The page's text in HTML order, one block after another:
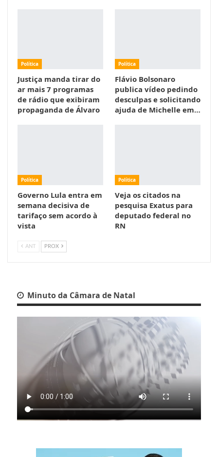
Política
Justiça manda tirar do
ar mais 7 programas
de rádio que exibiram
propaganda de Álvaro
Política
Flávio Bolsonaro
publica vídeo pedindo
desculpas e solicitando
ajuda de Michelle em…
Política
Governo Lula entra em
semana decisiva de
tarifaço sem acordo à
vista
Política
Veja os citados na
pesquisa Exatus para
deputado federal no
RN
ANT PROX
Minuto da Câmara de Natal